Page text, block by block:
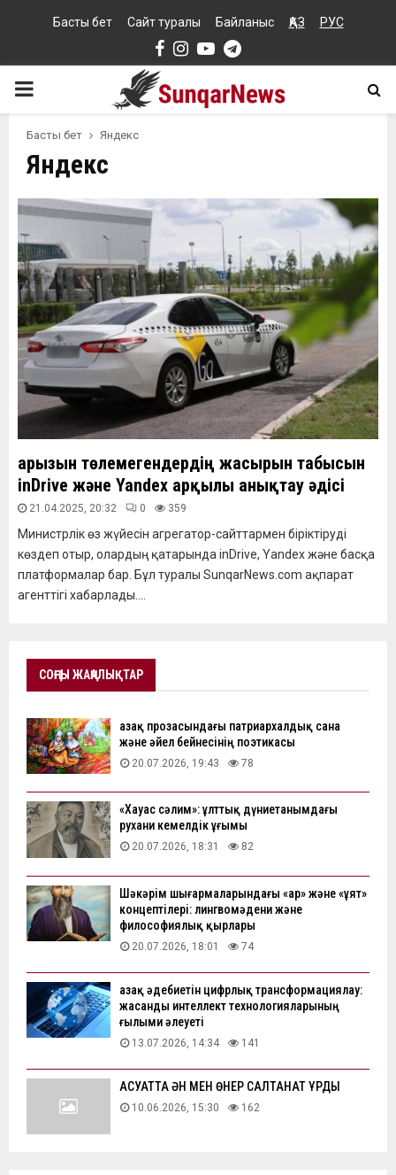
Басты бет Сайт туралы Байланыс ҚАЗ РУС
Facebook
Instagram
YoutubeTelegram
PRIMARY
MENU
Басты бет Яндекс
Яндекс
Қарызын төлемегендердің жасырын табысын
inDrive және Yandex арқылы анықтау әдісі
21.04.2025, 20:32 0 359
Министрлік өз жүйесін агрегатор-сайттармен біріктіруді
көздеп отыр, олардың қатарында inDrive, Yandex және басқа
платформалар бар. Бұл туралы SunqarNews.com ақпарат
агенттігі хабарлады....
СОҢҒЫ ЖАҢАЛЫҚТАР
Қазақ прозасындағы патриархалдық сана
және әйел бейнесінің поэтикасы
20.07.2026, 19:43 78
«Хауас сәлим»: ұлттық дүниетанымдағы
рухани кемелдік ұғымы
20.07.2026, 18:31 82
Шәкәрім шығармаларындағы «ар» және «ұят»
концептілері: лингвомәдени және
философиялық қырлары
20.07.2026, 18:01 74
Қазақ әдебиетін цифрлық трансформациялау:
жасанды интеллект технологияларының
ғылыми әлеуеті
13.07.2026, 14:34 141
АҚСУАТТА ӘН МЕН ӨНЕР САЛТАНАТ ҚҰРДЫ
10.06.2026, 15:30 162